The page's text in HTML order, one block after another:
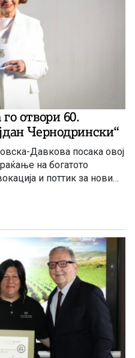
отвори 60.
Чернодрински“
Давкова посака овој
на богатото
и поттик за нови